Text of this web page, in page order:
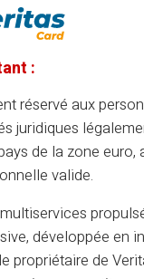
con ticket
18h30
:
réservé aux
juridiques
de la zone euro,
valide.
développée en
propriétaire de